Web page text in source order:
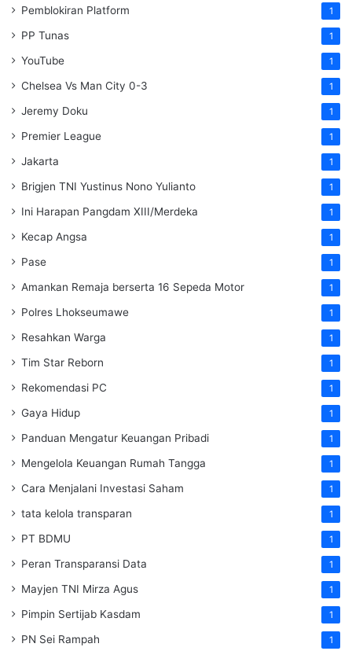
Pemblokiran Platform 1
PP Tunas 1
YouTube 1
Chelsea Vs Man City 0-3 1
Jeremy Doku 1
Premier League 1
Jakarta 1
Brigjen TNI Yustinus Nono Yulianto 1
Ini Harapan Pangdam XIII/Merdeka 1
Kecap Angsa 1
Pase 1
Amankan Remaja berserta 16 Sepeda Motor 1
Polres Lhokseumawe 1
Resahkan Warga 1
Tim Star Reborn 1
Rekomendasi PC 1
Gaya Hidup 1
Panduan Mengatur Keuangan Pribadi 1
Mengelola Keuangan Rumah Tangga 1
Cara Menjalani Investasi Saham 1
tata kelola transparan 1
PT BDMU 1
Peran Transparansi Data 1
Mayjen TNI Mirza Agus 1
Pimpin Sertijab Kasdam 1
PN Sei Rampah 1